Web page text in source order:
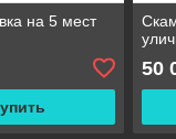
на 5 мест
50